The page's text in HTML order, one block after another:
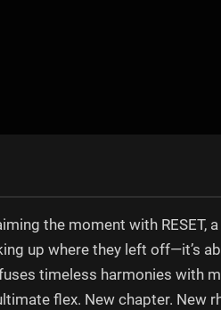
the moment with
up where they left off—it’s
timeless harmonies with
flex. New chapter. New